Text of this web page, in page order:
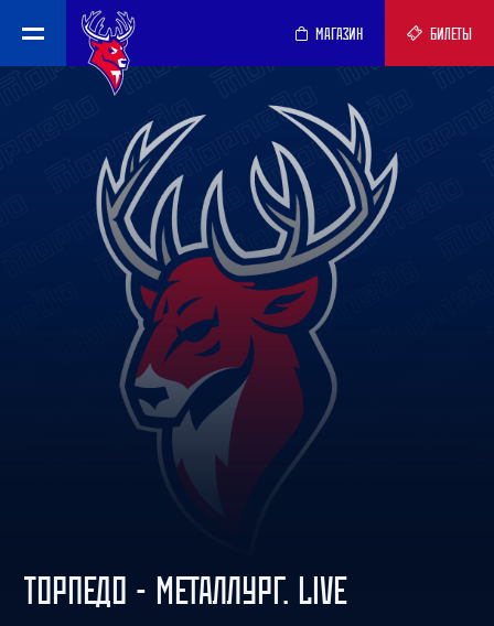
МАГАЗИН БИЛЕТЫ
ТОРПЕДО - МЕТАЛЛУРГ. LIVE